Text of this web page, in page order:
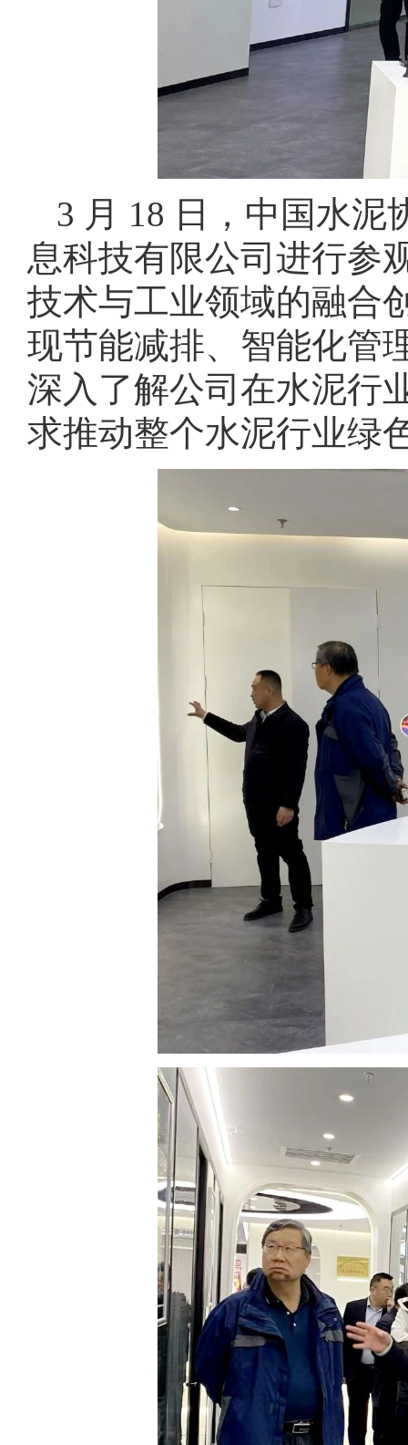
3 月 18 日，中国水泥
息科技有限公司进行参
技术与工业领域的融合
现节能减排、智能化管
深入了解公司在水泥行
求推动整个水泥行业绿